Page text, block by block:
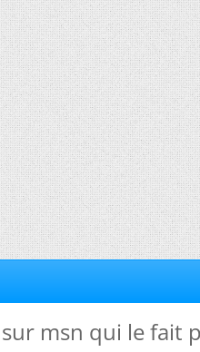
sur msn qui le fait